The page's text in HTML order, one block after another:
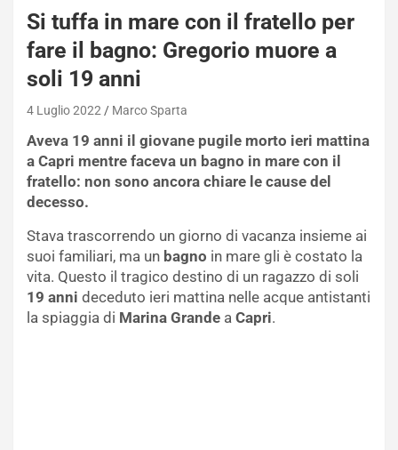
Si tuffa in mare con il fratello per
fare il bagno: Gregorio muore a
soli 19 anni
4 Luglio 2022 Marco Sparta
Aveva 19 anni il giovane pugile morto ieri mattina
a Capri mentre faceva un bagno in mare con il
fratello: non sono ancora chiare le cause del
decesso.
Stava trascorrendo un giorno di vacanza insieme ai
suoi familiari, ma un bagno in mare gli è costato la
vita. Questo il tragico destino di un ragazzo di soli
19 anni deceduto ieri mattina nelle acque antistanti
la spiaggia di Marina Grande a Capri.